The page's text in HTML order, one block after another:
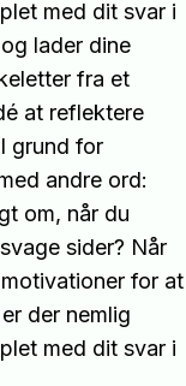
med dit svar i
lader dine
fra et
at reflektere
grund for
andre ord:
om, når du
sider? Når
for at
der nemlig
med dit svar i